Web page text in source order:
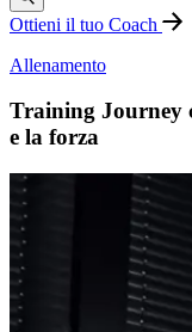
Ottieni il tuo Coach
Allenamento
Training Journey
e la forza